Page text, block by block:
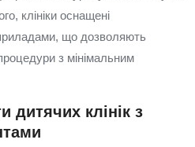
клініки оснащені
що дозволяють
з мінімальним
дитячих клінік з